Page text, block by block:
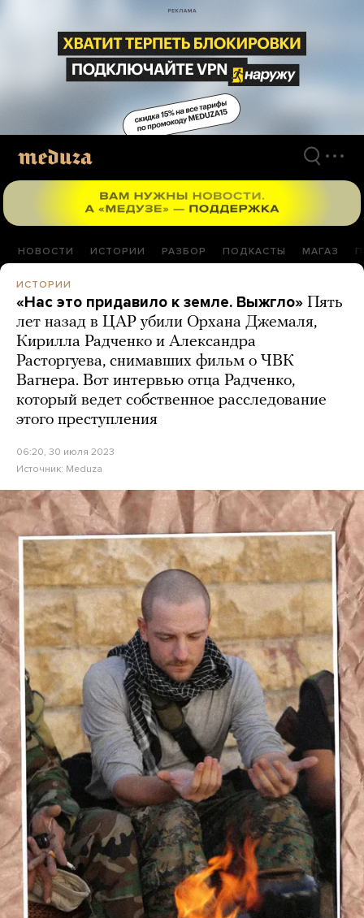
материалам
НОВОСТИ ИСТОРИИ РАЗБОР ПОДКАСТЫ МАГАЗ
ИСТОРИИ
«Нас это придавило к земле. Выжгло» Пять
лет назад в ЦАР убили Орхана Джемаля,
Кирилла Радченко и Александра
Расторгуева, снимавших фильм о ЧВК
Вагнера. Вот интервью отца Радченко,
который ведет собственное расследование
этого преступления
06:20, 30 июля 2023
Источник: Meduza